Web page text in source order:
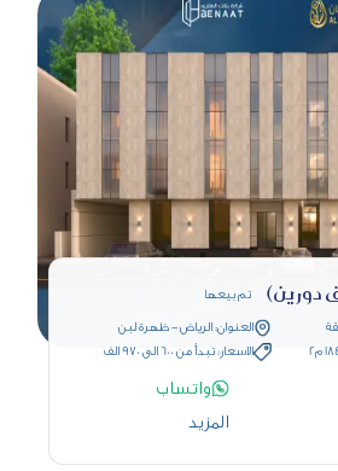
تم بيعها
العنوان: الرياض - ظهرة لبن
الاسعار: تبدأ من 600 الى 970 الف
واتساب
المزيد